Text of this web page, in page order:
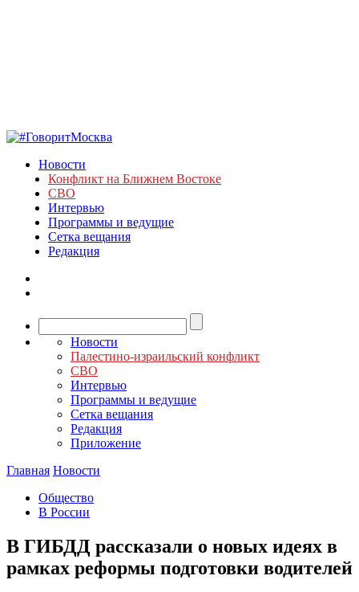
Новости
Конфликт на Ближнем Востоке
СВО
Интервью
Программы и ведущие
Сетка вещания
Редакция
Новости
Палестино-израильский конфликт
СВО
Интервью
Программы и ведущие
Сетка вещания
Редакция
Приложение
Главная Новости
Общество
В России
В ГИБДД рассказали о новых идеях в
рамках реформы подготовки водителей